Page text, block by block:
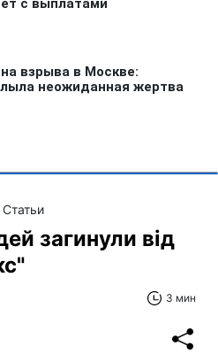
Статьи
загинули від
3 мин